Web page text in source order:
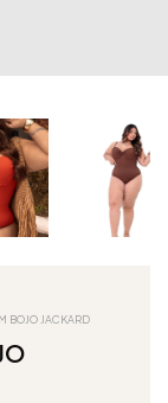
BOJO JACKARD